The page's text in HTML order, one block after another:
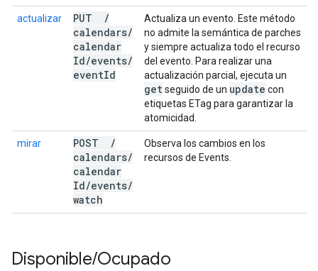
actualizar PUT
/
calendars/
calendar
Id/events/
eventId
Actualiza un evento. Este método
no admite la semántica de parches
y siempre actualiza todo el recurso
del evento. Para realizar una
actualización parcial, ejecuta un
getseguido de un update con
etiquetas ETag para garantizar la
atomicidad.
mirar POST
/
calendars/
calendar
Id/events/
watch
Observa los cambios en los
recursos de Events.
Disponible/Ocupado